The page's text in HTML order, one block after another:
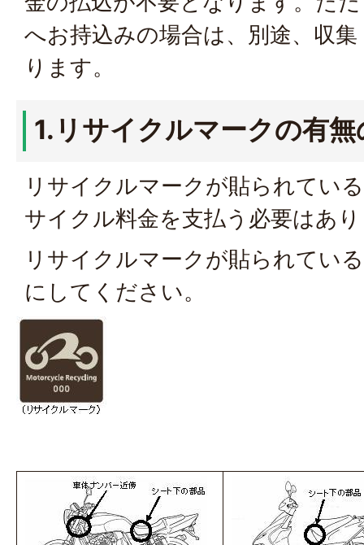
へお持込みの場合は、別途、収
ります。
1.リサイクルマークの有無
リサイクルマークが貼られてい
サイクル料金を支払う必要はあ
リサイクルマークが貼られてい
にしてください。